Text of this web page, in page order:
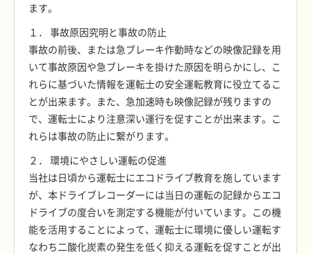
ます。
１． 事故原因究明と事故の防止
事故の前後、または急ブレーキ作動時などの映像記録を用
いて事故原因や急ブレーキを掛けた原因を明らかにし、こ
れらに基づいた情報を運転士の安全運転教育に役立てるこ
とが出来ます。また、急加速時も映像記録が残りますの
で、運転士により注意深い運行を促すことが出来ます。こ
れらは事故の防止に繋がります。
２． 環境にやさしい運転の促進
当社は日頃から運転士にエコドライブ教育を施しています
が、本ドライブレコーダーには当日の運転の記録からエコ
ドライブの度合いを測定する機能が付いています。この機
能を活用することによって、運転士に環境に優しい運転す
なわち二酸化炭素の発生を低く抑える運転を促すことが出